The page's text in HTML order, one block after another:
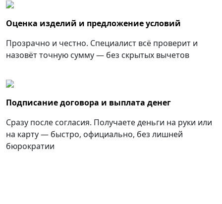
Оценка изделий и предложение условий
Прозрачно и честно. Специалист всё проверит и
назовёт точную сумму — без скрытых вычетов
Подписание договора и выплата денег
Сразу после согласия. Получаете деньги на руки или
на карту — быстро, официально, без лишней
бюрократии